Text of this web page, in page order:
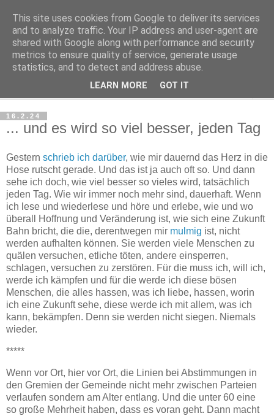
Haltungsturnen
Niveau sieht nur von unten aus wie Arroganz.
16.2.24
... und es wird so viel besser, jeden Tag
Gestern schrieb ich darüber, wie mir dauernd das Herz in die
Hose rutscht gerade. Und das ist ja auch oft so. Und dann
sehe ich doch, wie viel besser so vieles wird, tatsächlich
jeden Tag. Wie wir immer noch mehr sind, dauerhaft. Wenn
ich lese und wiederlese und höre und erlebe, wie und wo
überall Hoffnung und Veränderung ist, wie sich eine Zukunft
Bahn bricht, die die, derentwegen mir mulmig ist, nicht
werden aufhalten können. Sie werden viele Menschen zu
quälen versuchen, etliche töten, andere einsperren,
schlagen, versuchen zu zerstören. Für die muss ich, will ich,
werde ich kämpfen und für die werde ich diese bösen
Menschen, die alles hassen, was ich liebe, hassen, worin
ich eine Zukunft sehe, diese werde ich mit allem, was ich
kann, bekämpfen. Denn sie werden nicht siegen. Niemals
wieder.
*****
Wenn vor Ort, hier vor Ort, die Linien bei Abstimmungen in
den Gremien der Gemeinde nicht mehr zwischen Parteien
verlaufen sondern am Alter entlang. Und die unter 60 eine
so große Mehrheit haben, dass es voran geht. Dann macht
This site uses cookies from Google to deliver its services
and to analyze traffic. Your IP address and user-agent are
shared with Google along with performance and security
metrics to ensure quality of service, generate usage
statistics, and to detect and address abuse.
LEARN MORE GOT IT